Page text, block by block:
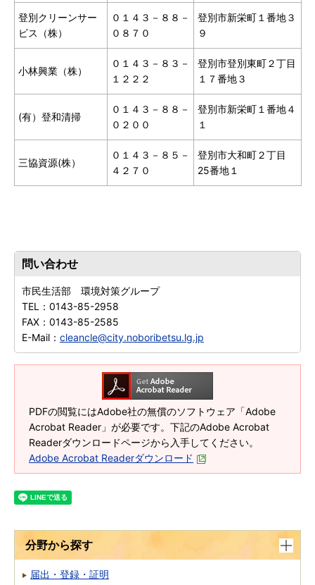
登別クリーンサー
ビス（株）
０１４３－８８－
０８７０
登別市新栄町１番地３
９
小林興業（株）
０１４３－８３－
１２２２
登別市登別東町２丁目
１７番地３
(有）登和清掃
０１４３－８８－
０２００
登別市新栄町１番地４
１
三協資源(株）
０１４３－８５－
４２７０
登別市大和町２丁目
25番地１
問い合わせ
市民生活部 環境対策グループ
TEL： 0143-85-2958
FAX： 0143-85-2585
E-Mail： cleancle@city.noboribetsu.lg.jp
PDFの閲覧にはAdobe社の無償のソフトウェア「Adobe
Acrobat Reader」が必要です。下記のAdobe Acrobat
Readerダウンロードページから入手してください。
Adobe Acrobat Readerダウンロード
分野から探す
届出・登録・証明